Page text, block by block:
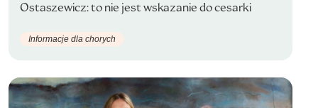
Ostaszewicz: to nie jest wskazanie do cesarki
Informacje dla chorych